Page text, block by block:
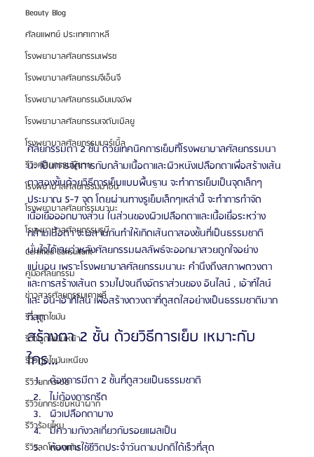
Beauty Blog
ศัลยแพทย์ ประเทศเกาหลี
โรงพยาบาลศัลยกรรมเฟรช
โรงพยาบาลศัลยกรรมจีเอ็นจี
โรงพยาบาลศัลยกรรมอิมเมจอัพ
โรงพยาบาลศัลยกรรมเจดับเบิลยู
โรงพยาบาลศัลยกรรมมาร์เบิ้ล
รีวิวศัลยกรรมผู้ชาย
โรงพยาบาลศัลยกรรมมาอิน
โรงพยาบาลศัลยกรรมนานะ
โรงพยาบาลศัลยกรรมรูบี
Certified Consultant
คู่มือศัลยกรรม
ข่าวสารศัลยกรรมเกาหลี
รีวิวดูดไขมัน
รีวิวดูดไขมันหน้า
รีวิวดูดไขมันเหนียง
รีวิวยกกระชับ
รีวิวยกกระชับหน้าผาก
รีวิวร้อยไหม
รีวิวลดโหนกแก้ม
ศัลยกรรมตา 2 ชั้น ด้วยเทคนิคการเย็บที่โรงพยาบาลศัลยกรรมนา
นะ เป็นการจัดการกับกล้ามเนื้อตาและผิวหนังเปลือกตาเพื่อสร้างเส้น
ตาสองชั้นด้วยวิธีการเย็บแบบพื้นฐาน จะทำการเย็บเป็นจุดเล็กๆ
ประมาณ 5-7 จุด โดยผ่านทางรูเย็บเล็กๆเหล่านี้ จะทำการกำจัด
เนื้อเยื่อออกบางส่วน ในส่วนของผิวเปลือกตาและเนื้อเยื่อระหว่าง
กล้ามเนื้อตา จะผสานกันทำให้เกิดเส้นตาสองชั้นที่เป็นธรรมชาติ
มั่นใจได้เลยว่าหลังศัลยกรรมผลลัพธ์จะออกมาสวยถูกใจอย่าง
แน่นอน เพราะโรงพยาบาลศัลยกรรมนานะ คำนึงถึงสภาพดวงตา
และการสร้างเส้นต รวมไปจนถึงอัตราส่วนของ อินไลน์ , เอ้าท์ไลน์
และ อิน-เอ้าท์ไลน์ เพื่อสร้างดวงตาที่ดูสดใสอย่างเป็นธรรมชาติมาก
ที่สุด
สร้างตา 2 ชั้น ด้วยวิธีการเย็บ เหมาะกับ
ใคร…
ต้องการมีตา 2 ชั้นที่ดูสวยเป็นธรรมชาติ
ไม่ต้องการกรีด
ผิวเปลือกตาบาง
มีความกังวลเกี่ยวกับรอยแผลเป็น
ต้องการใช้ชีวิตประจำวันตามปกติได้เร็วที่สุด